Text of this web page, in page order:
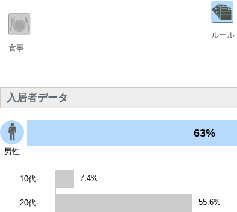
食事
ルール
入居者データ
男性
63%
10代 7.4%
20代 55.6%